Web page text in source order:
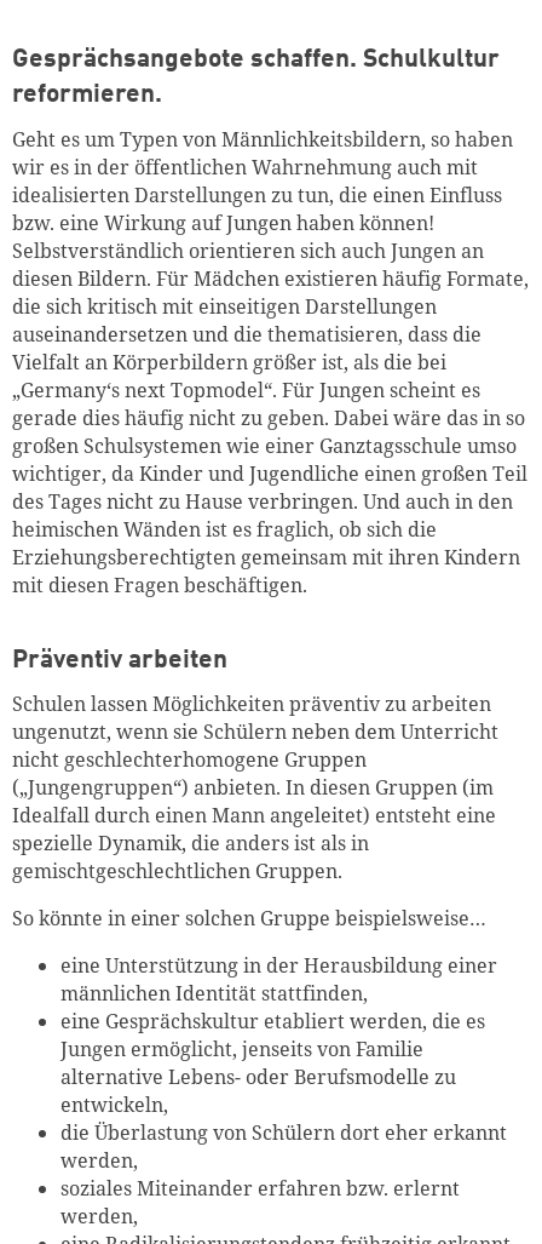
Gesprächsangebote schaffen. Schulkultur
reformieren.
Geht es um Typen von Männlichkeitsbildern, so haben
wir es in der öffentlichen Wahrnehmung auch mit
idealisierten Darstellungen zu tun, die einen Einfluss
bzw. eine Wirkung auf Jungen haben können!
Selbstverständlich orientieren sich auch Jungen an
diesen Bildern. Für Mädchen existieren häufig Formate,
die sich kritisch mit einseitigen Darstellungen
auseinandersetzen und die thematisieren, dass die
Vielfalt an Körperbildern größer ist, als die bei
„Germany‘s next Topmodel“. Für Jungen scheint es
gerade dies häufig nicht zu geben. Dabei wäre das in so
großen Schulsystemen wie einer Ganztagsschule umso
wichtiger, da Kinder und Jugendliche einen großen Teil
des Tages nicht zu Hause verbringen. Und auch in den
heimischen Wänden ist es fraglich, ob sich die
Erziehungsberechtigten gemeinsam mit ihren Kindern
mit diesen Fragen beschäftigen.
Präventiv arbeiten
Schulen lassen Möglichkeiten präventiv zu arbeiten
ungenutzt, wenn sie Schülern neben dem Unterricht
nicht geschlechterhomogene Gruppen
(„Jungengruppen“) anbieten. In diesen Gruppen (im
Idealfall durch einen Mann angeleitet) entsteht eine
spezielle Dynamik, die anders ist als in
gemischtgeschlechtlichen Gruppen.
So könnte in einer solchen Gruppe beispielsweise…
eine Unterstützung in der Herausbildung einer
männlichen Identität stattfinden,
eine Gesprächskultur etabliert werden, die es
Jungen ermöglicht, jenseits von Familie
alternative Lebens- oder Berufsmodelle zu
entwickeln,
die Überlastung von Schülern dort eher erkannt
werden,
soziales Miteinander erfahren bzw. erlernt
werden,